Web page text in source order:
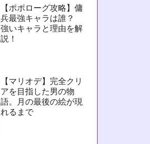
【ポポローグ攻略】傭
兵最強キャラは誰？
強いキャラと理由を解
説！
【マリオデ】完全クリ
アを目指した男の物
語。月の最後の絵が現
れるまで